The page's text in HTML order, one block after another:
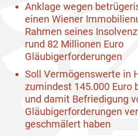
Anklage wegen
einen Wiener
Rahmen seines
rund 82 Millionen Euro
Gläubigerforderungen
Soll Vermögenswerte in
zumindest 145.000 Euro
und damit Befriedigung
Gläubigerforderungen
geschmälert haben